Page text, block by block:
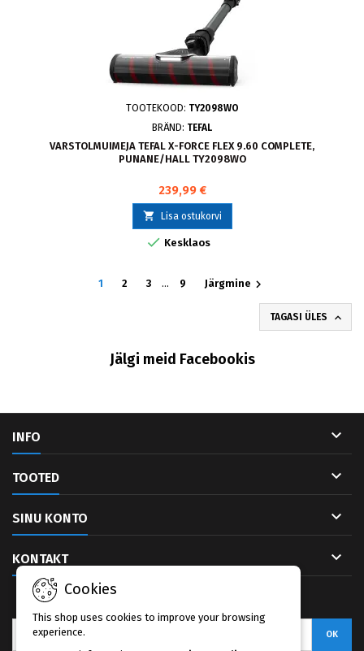
TOOTEKOOD: TY2098WO
BRÄND: TEFAL
VARSTOLMUIMEJA TEFAL X-FORCE FLEX 9.60 COMPLETE,
PUNANE/HALL TY2098WO
239,99 €
 Lisa ostukorvi
 Kesklaos
1 2 3 … 9 Järgmine 
TAGASI ÜLES 
Jälgi meid Facebookis
INFO 
TOOTED 
SINU KONTO 
KONTAKT 
Cookies
This shop uses cookies to improve your browsing
experience.